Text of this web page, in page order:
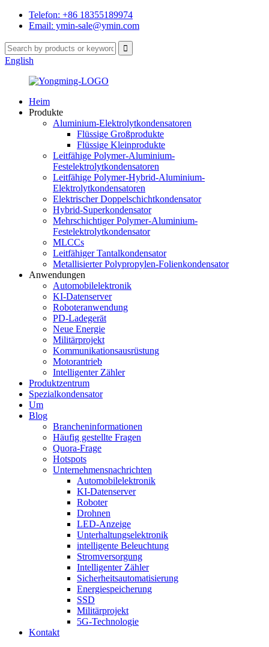
Telefon: +86 18355189974
Email: ymin-sale@ymin.com
English
Heim
Produkte
Aluminium-Elektrolytkondensatoren
Flüssige Großprodukte
Flüssige Kleinprodukte
Leitfähige Polymer-Aluminium-
Festelektrolytkondensatoren
Leitfähige Polymer-Hybrid-Aluminium-
Elektrolytkondensatoren
Elektrischer Doppelschichtkondensator
Hybrid-Superkondensator
Mehrschichtiger Polymer-Aluminium-
Festelektrolytkondensator
MLCCs
Leitfähiger Tantalkondensator
Metallisierter Polypropylen-Folienkondensator
Anwendungen
Automobilelektronik
KI-Datenserver
Roboteranwendung
PD-Ladegerät
Neue Energie
Militärprojekt
Kommunikationsausrüstung
Motorantrieb
Intelligenter Zähler
Produktzentrum
Spezialkondensator
Um
Blog
Brancheninformationen
Häufig gestellte Fragen
Quora-Frage
Hotspots
Unternehmensnachrichten
Automobilelektronik
KI-Datenserver
Roboter
Drohnen
LED-Anzeige
Unterhaltungselektronik
intelligente Beleuchtung
Stromversorgung
Intelligenter Zähler
Sicherheitsautomatisierung
Energiespeicherung
SSD
Militärprojekt
5G-Technologie
Kontakt